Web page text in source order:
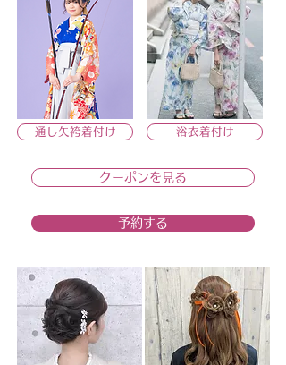
通し矢袴着付け 浴衣着付け
クーポンを見る
予約する